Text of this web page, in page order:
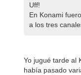
Uff!
En Konami
a los tres
Yo jugué tarde al
había pasado